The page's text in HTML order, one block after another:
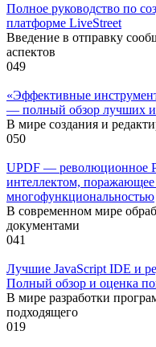
Полное руководство по
платформе LiveStreet
Введение в отправку
аспектов
049
«Эффективные
— полный обзор лучших
В мире создания и
050
UPDF — революционное
интеллектом, поражающее
многофункциональностью
В современном мире
документами
041
Лучшие JavaScript IDE и
Полный обзор и оценка
В мире разработки
подходящего
019